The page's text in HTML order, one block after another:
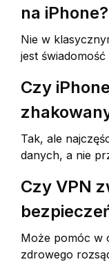
na iPhone?
Nie w
jest
Czy
Tak, ale
danych, a nie
Czy VPN
Może pomóc w
zdrowego